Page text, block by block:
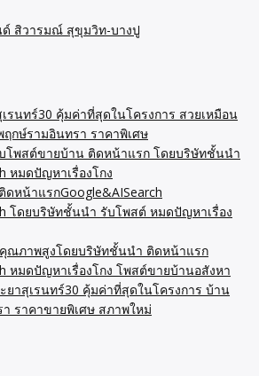
รนทร์30 คุ้มค่าที่สุดในโครงการ สวยเหมือน
กษ์รามอินทรา ราคาพิเศษ
โพสต์ขายบ้าน ติดหน้าแรก โดยบริษัทชั้นนำ
หมดปัญหาเรื่องโกง
หน้าแรกGoogle&AISearch
โดยบริษัทชั้นนำ รับโพสต์ หมดปัญหาเรื่อง
ณภาพสูงโดยบริษัทชั้นนำ ติดหน้าแรก
หมดปัญหาเรื่องโกง โพสต์ขายบ้านอสังหา
ยาสุเรนทร์30 คุ้มค่าที่สุดในโครงการ บ้าน
ราคาขายพิเศษ สภาพใหม่